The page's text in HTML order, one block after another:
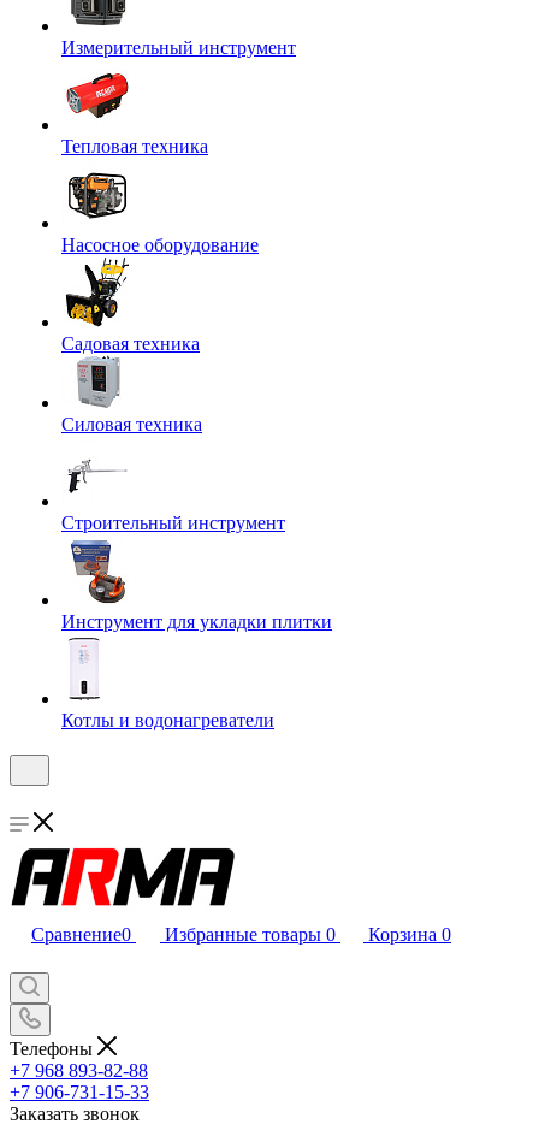
Измерительный инструмент
Тепловая техника
Насосное оборудование
Садовая техника
Силовая техника
Строительный инструмент
Инструмент для укладки плитки
Котлы и водонагреватели
Сравнение0 Избранные товары 0 Корзина 0
Телефоны
+7 968 893-82-88
+7 906-731-15-33
Заказать звонок